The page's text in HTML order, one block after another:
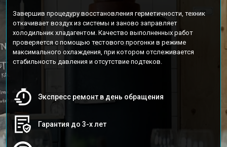
Завершив процедуру восстановления герметичности, техник
откачивает воздух из системы и заново заправляет
холодильник хладагентом. Качество выполненных работ
проверяется с помощью тестового прогонки в режиме
максимального охлаждения, при котором отслеживается
стабильность давления и отсутствие подтеков.
Экспресс ремонт в день обращения
Гарантия до 3-х лет